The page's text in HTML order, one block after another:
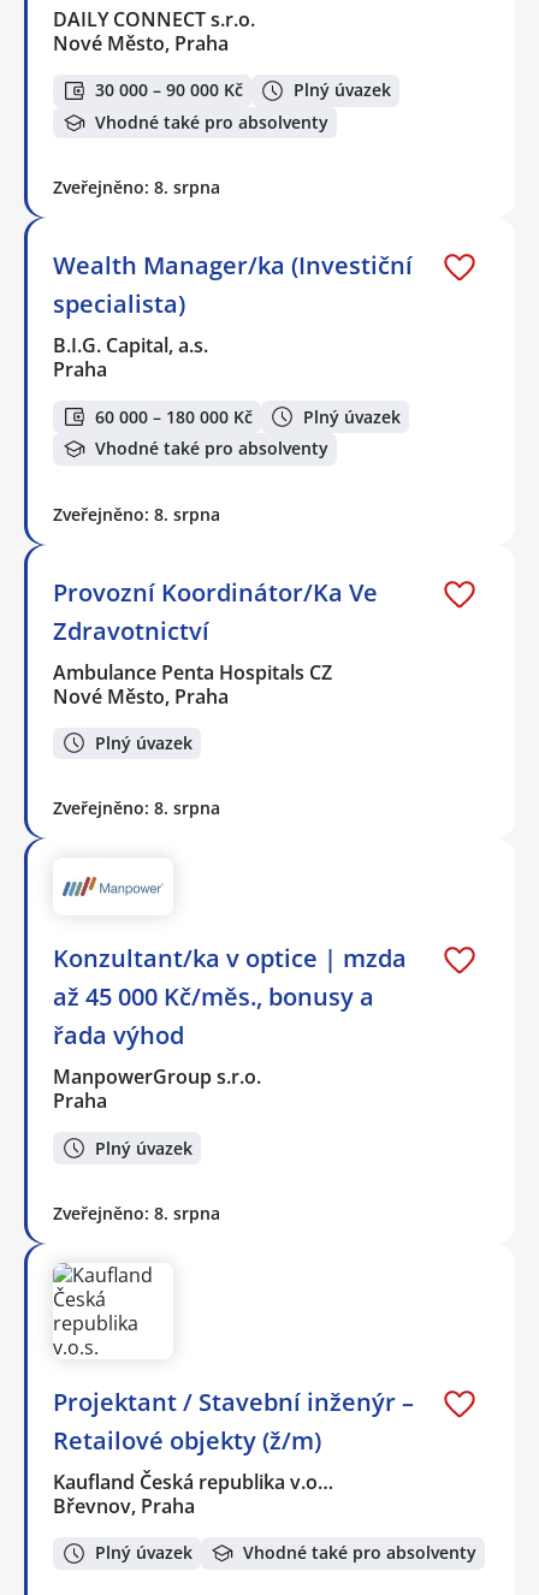
DAILY CONNECT s.r.o.
Nové Město, Praha
30 000 – 90 000 Kč
Plný úvazek
Vhodné také pro absolventy
Zveřejněno: 8. srpna
Wealth Manager/ka (Investiční
specialista)
B.I.G. Capital, a.s.
Praha
60 000 – 180 000 Kč
Plný úvazek
Vhodné také pro absolventy
Zveřejněno: 8. srpna
Provozní Koordinátor/Ka Ve
Zdravotnictví
Ambulance Penta Hospitals CZ
Nové Město, Praha
Plný úvazek
Zveřejněno: 8. srpna
Konzultant/ka v optice | mzda
až 45 000 Kč/měs., bonusy a
řada výhod
ManpowerGroup s.r.o.
Praha
Plný úvazek
Zveřejněno: 8. srpna
Projektant / Stavební inženýr –
Retailové objekty (ž/m)
Kaufland Česká republika v.o…
Břevnov, Praha
Plný úvazek Vhodné také pro absolventy